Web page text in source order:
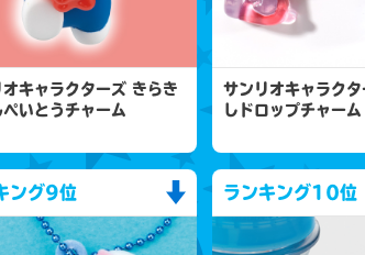
オキャラクターズ きらき
ぺいとうチャーム
サンリオキャラク
しドロップチャーム
ング9位 ランキング10位